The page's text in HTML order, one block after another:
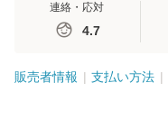
連絡・応対
4.7
販売者情報 支払い方法